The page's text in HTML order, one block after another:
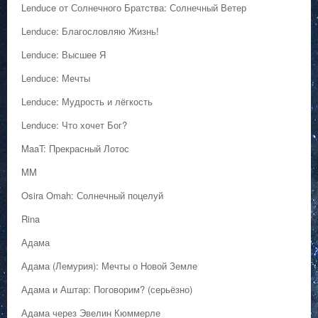
Lenduce от Солнечного Братства: Солнечный Ветер
Lenduce: Благословляю Жизнь!
Lenduce: Высшее Я
Lenduce: Мечты
Lenduce: Мудрость и лёгкость
Lenduce: Что хочет Бог?
MaaT: Прекрасный Лотос
MM
Osira Omah: Солнечный поцелуй
Rina
Адама
Адама (Лемурия): Мечты о Новой Земле
Адама и Аштар: Поговорим? (серьёзно)
Адама через Эвелин Кюммерле